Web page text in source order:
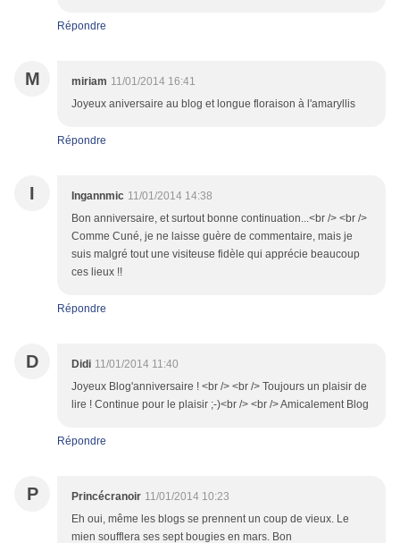
Répondre
M miriam 11/01/2014 16:41
Joyeux aniversaire au blog et longue floraison à l'amaryllis
Répondre
I Ingannmic 11/01/2014 14:38
Bon anniversaire, et surtout bonne continuation...<br /> <br />
Comme Cuné, je ne laisse guère de commentaire, mais je
suis malgré tout une visiteuse fidèle qui apprécie beaucoup
ces lieux !!
Répondre
D Didi 11/01/2014 11:40
Joyeux Blog'anniversaire ! <br /> <br /> Toujours un plaisir de
lire ! Continue pour le plaisir ;-)<br /> <br /> Amicalement Blog
Répondre
P Princécranoir 11/01/2014 10:23
Eh oui, même les blogs se prennent un coup de vieux. Le
mien soufflera ses sept bougies en mars. Bon